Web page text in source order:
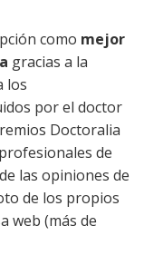
como mejor
gracias a la
los
por el doctor
Doctoralia
de
las opiniones de
de los propios
web (más de